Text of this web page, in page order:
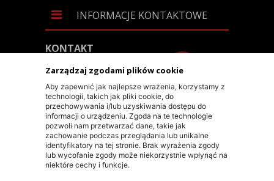
Zarządzaj zgodami plików cookie
Aby zapewnić jak najlepsze wrażenia, korzystamy z
technologii, takich jak pliki cookie, do
przechowywania i/lub uzyskiwania dostępu do
informacji o urządzeniu. Zgoda na te technologie
pozwoli nam przetwarzać dane, takie jak
zachowanie podczas przeglądania lub unikalne
identyfikatory na tej stronie. Brak wyrażenia zgody
lub wycofanie zgody może niekorzystnie wpłynąć na
niektóre cechy i funkcje.
INFORMACJE KONTAKTOWE
KONTAKT
+48 603 90 30 50
SKLEP@RALLY-TECH.PL
WHATSAPP LINK
RALLY-TECH SP. Z O.O.
UL. LIPNICKA 62/1A
43-300 BIELSKO-BIAŁA